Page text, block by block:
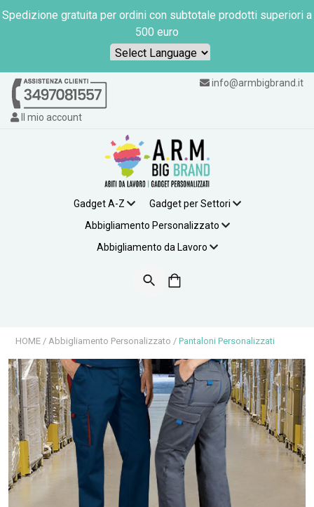
Spedizione gratuita per ordini con subtotale prodotti superiori a
500 euro
Powered by
info@armbigbrand.it
Il mio account
Gadget A-Z
Gadget per Settori
Abbigliamento Personalizzato
Abbigliamento da Lavoro
HOME / Abbigliamento Personalizzato / Pantaloni Personalizzati